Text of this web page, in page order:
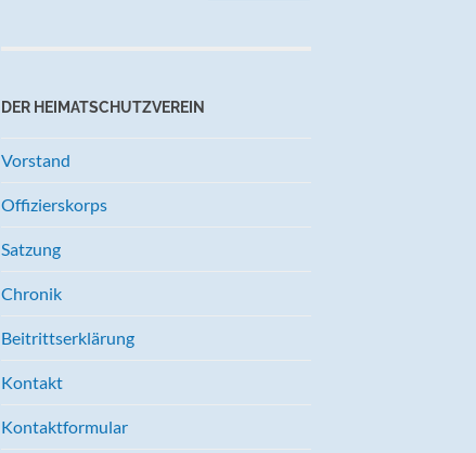
DER HEIMATSCHUTZVEREIN
Vorstand
Offizierskorps
Satzung
Chronik
Beitrittserklärung
Kontakt
Kontaktformular